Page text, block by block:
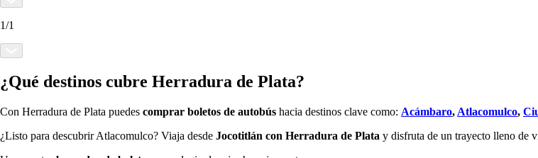
1/1
¿Qué destinos cubre Herradura de Plata?
Con Herradura de Plata puedes comprar boletos de autobús hacia destinos clave como: Acámbaro, Atlacomulco,
¿Listo para descubrir Atlacomulco? Viaja desde Jocotitlán con Herradura de Plata y disfruta de un trayecto lleno de